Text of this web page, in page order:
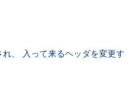
、 入って来るヘッダを変更す